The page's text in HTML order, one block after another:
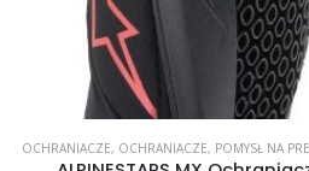
OCHRANIACZE, OCHRANIACZE, POMYSŁ NA